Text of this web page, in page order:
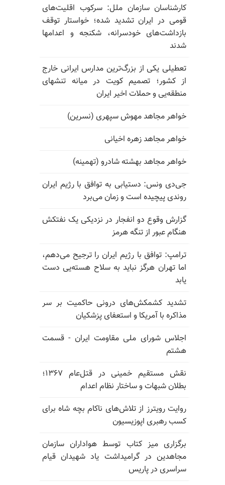
کارشناسان سازمان ملل: سرکوب اقلیت‌های
قومی در ایران تشدید شده؛ خواستار توقف
بازداشت‌های خودسرانه، شکنجه و اعدامها
شدند
تعطیلی یکی از بزرگ‌ترین مدارس ایرانی خارج
از کشور؛ تصمیم کویت در میانه تنشهای
منطقه‌یی و حملات اخیر ایران
خواهر مجاهد مهوش سپهری (نسرین)
خواهر مجاهد زهره اخیانی
خواهر مجاهد بهشته شادرو (تهمینه)
جی‌دی ونس: دستیابی به توافق با رژیم ایران
روندی پیچیده است و زمان می‌برد
گزارش وقوع دو انفجار در نزدیکی یک نفتکش
هنگام عبور از تنگه هرمز
ترامپ: توافق با رژیم ایران را ترجیح می‌دهم،
اما تهران هرگز نباید به سلاح هسته‌یی دست
یابد
تشدید کشمکش‌های درونی حاکمیت بر سر
مذاکره با آمریکا و استعفای پزشکیان
اجلاس شورای ملی مقاومت ایران - قسمت
هشتم
نقش مستقیم خمینی در قتل‌عام ۱۳۶۷؛
بطلان شبهات و ساختار نظام اعدام
روایت رویترز از تلاش‌های ناکام بچه شاه برای
کسب رهبری اپوزیسیون
برگزاری میز کتاب توسط هواداران سازمان
مجاهدین در گرامیداشت یاد شهیدان قیام
سراسری در پاریس